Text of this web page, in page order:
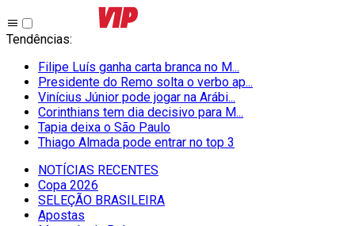
Tendências:
Filipe Luís ganha carta branca no M...
Presidente do Remo solta o verbo ap...
Vinícius Júnior pode jogar na Arábi...
Corinthians tem dia decisivo para M...
Tapia deixa o São Paulo
Thiago Almada pode entrar no top 3
NOTÍCIAS RECENTES
Copa 2026
SELEÇÃO BRASILEIRA
Apostas